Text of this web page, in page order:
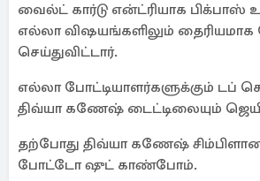
வைல்ட் கார்டு என்ட்ரியாக
எல்லா விஷயங்களிலும்
செய்துவிட்டார்.
எல்லா போட்டியாளர்களுக்கும் டப்
திவ்யா கணேஷ் டைட்டிலையும்
தற்போது திவ்யா கணேஷ்
போட்டோ ஷுட் காண்போம்.